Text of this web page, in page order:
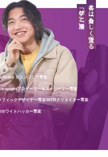
/ロボットエンジニア専攻
/e-sportsプロゲーマー＆ストリーマー専攻
フィックデザイナー専攻/WEBクリエイター専攻
ホワイトハッカー専攻
答えは「自分らしく」選べる
「学び」と「場所」